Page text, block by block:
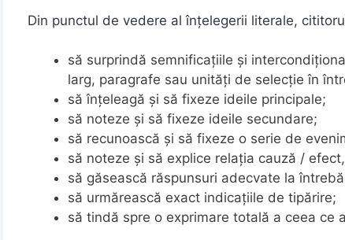
Din punctul de vedere al înțelegerii literale,
să surprindă semnificaţiile şi
larg, paragrafe sau unităţi de selecţie în
să înţeleagă și să fixeze ideile principale;
să noteze şi să fixeze ideile secundare;
să recunoască şi să fixeze o serie de
să noteze și să explice relația cauză /
să găsească răspunsuri adecvate la
să urmărească exact indicaţiile de tipărire;
să tindă spre o exprimare totală a ceea ce